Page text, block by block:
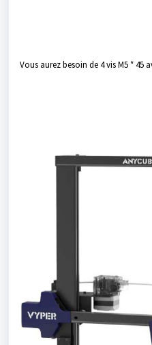
Vous aurez besoin de 4 vis M5 * 45